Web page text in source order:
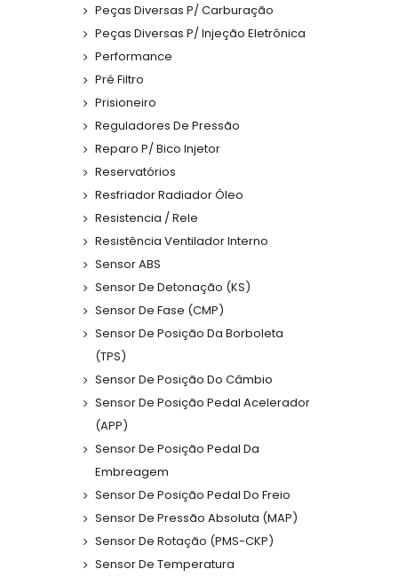
Peças Diversas P/ Carburação
Peças Diversas P/ Injeção Eletrônica
Performance
Pré Filtro
Prisioneiro
Reguladores De Pressão
Reparo P/ Bico Injetor
Reservatórios
Resfriador Radiador Óleo
Resistencia / Rele
Resistência Ventilador Interno
Sensor ABS
Sensor De Detonação (KS)
Sensor De Fase (CMP)
Sensor De Posição Da Borboleta
(TPS)
Sensor De Posição Do Câmbio
Sensor De Posição Pedal Acelerador
(APP)
Sensor De Posição Pedal Da
Embreagem
Sensor De Posição Pedal Do Freio
Sensor De Pressão Absoluta (MAP)
Sensor De Rotação (PMS-CKP)
Sensor De Temperatura